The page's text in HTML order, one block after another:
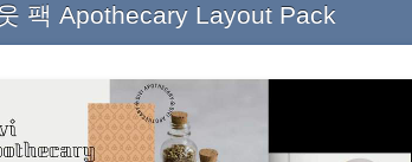
팩 Apothecary Layout Pack